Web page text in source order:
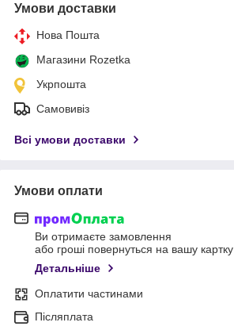
Умови доставки
Нова Пошта
Магазини Rozetka
Укрпошта
Самовивіз
Всі умови доставки
Умови оплати
Ви отримаєте замовлення
або гроші повернуться на вашу картку
Детальніше
Оплатити частинами
Післяплата